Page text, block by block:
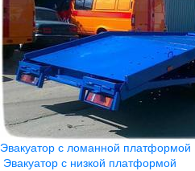
Эвакуатор с ломанной платформой
Эвакуатор с низкой платформой